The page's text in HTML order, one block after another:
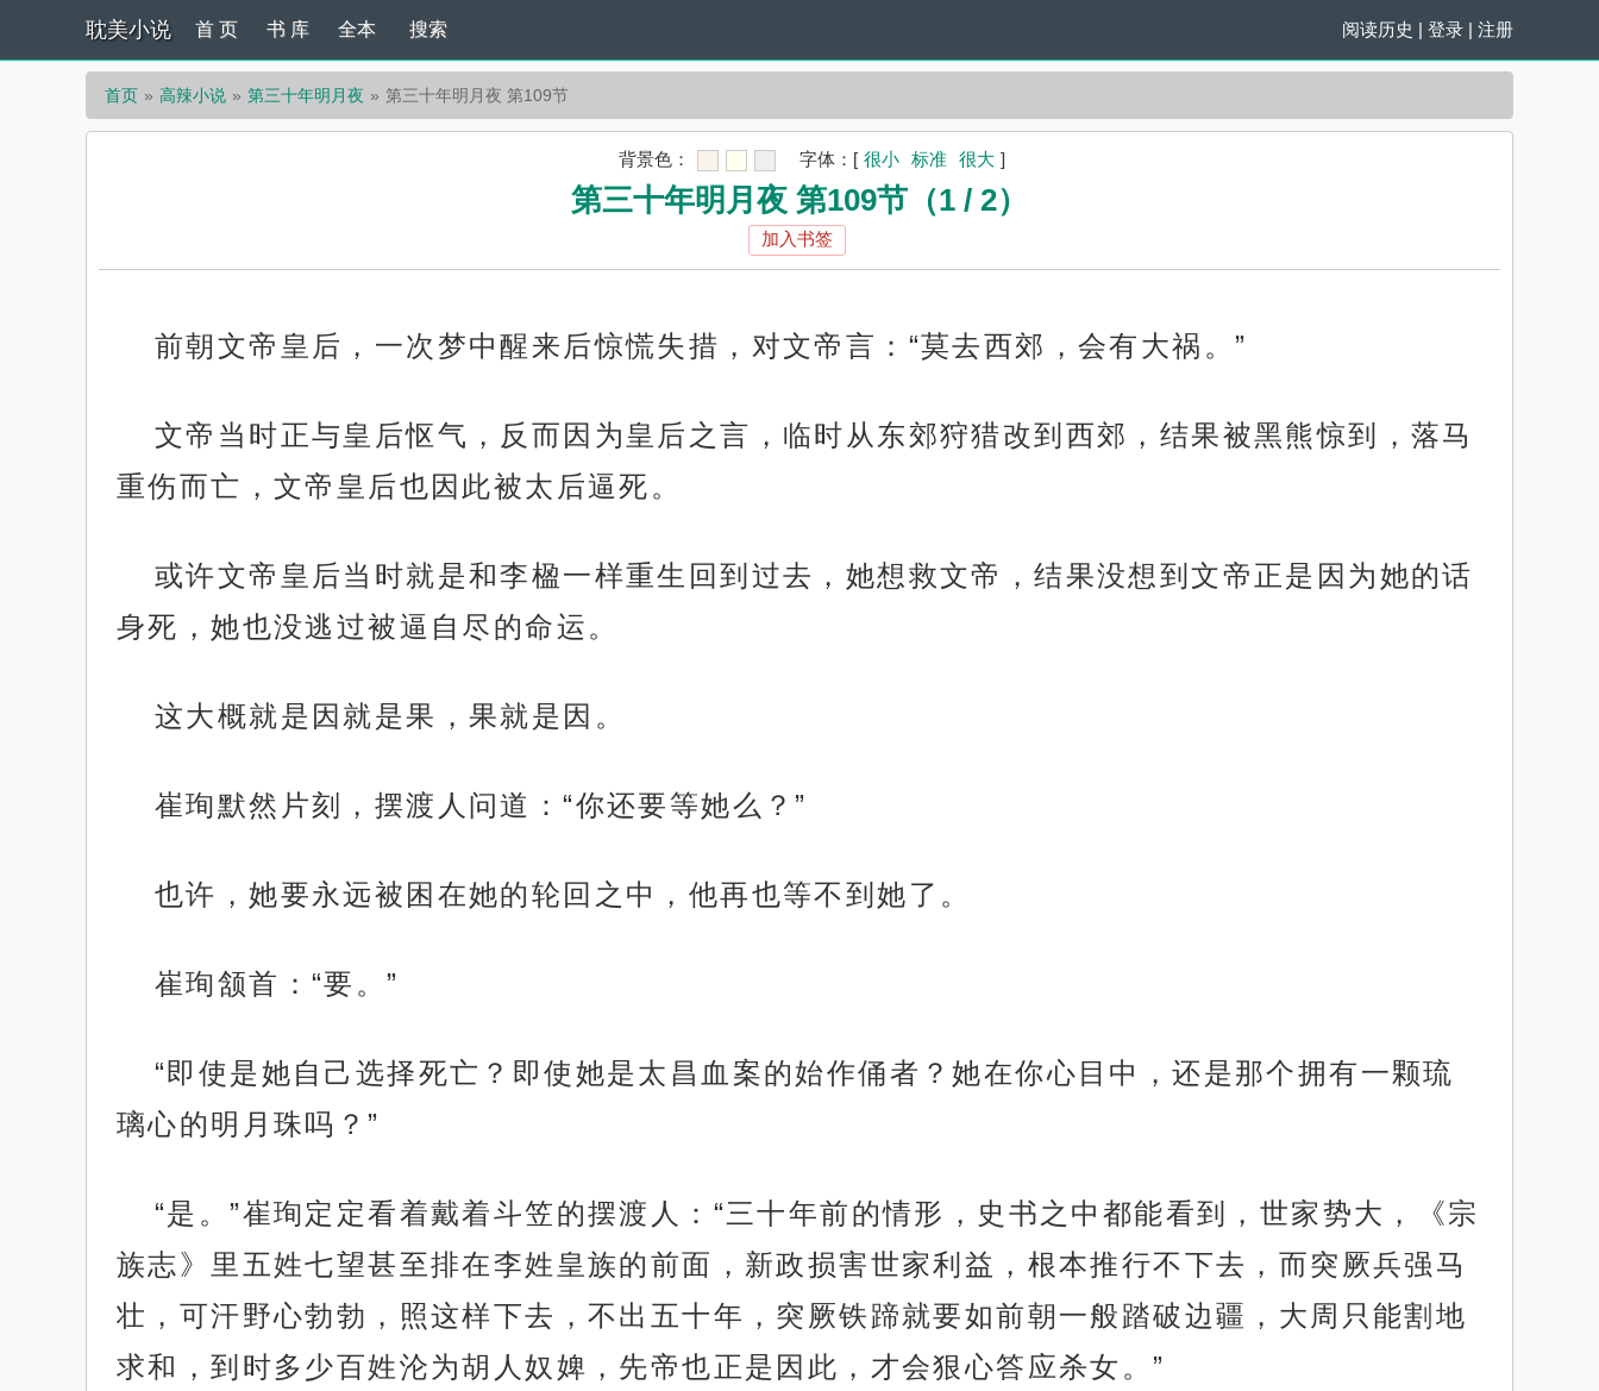
耽美小说 阅读历史 | 登录 | 注册
首 页 书 库 全本 搜索
首页 高辣小说 第三十年明月夜 第三十年明月夜 第109节
背景色： 字体： [ 很小 标准 很大 ]
第三十年明月夜 第109节（1 / 2）
加入书签
前朝文帝皇后，一次梦中醒来后惊慌失措，对文帝言：“莫去西郊，会有大祸。”
文帝当时正与皇后怄气，反而因为皇后之言，临时从东郊狩猎改到西郊，结果被黑熊惊到，落马
重伤而亡，文帝皇后也因此被太后逼死。
或许文帝皇后当时就是和李楹一样重生回到过去，她想救文帝，结果没想到文帝正是因为她的话
身死，她也没逃过被逼自尽的命运。
这大概就是因就是果，果就是因。
崔珣默然片刻，摆渡人问道：“你还要等她么？”
也许，她要永远被困在她的轮回之中，他再也等不到她了。
崔珣颔首：“要。”
“即使是她自己选择死亡？即使她是太昌血案的始作俑者？她在你心目中，还是那个拥有一颗琉
璃心的明月珠吗？”
“是。”崔珣定定看着戴着斗笠的摆渡人：“三十年前的情形，史书之中都能看到，世家势大，《宗
族志》里五姓七望甚至排在李姓皇族的前面，新政损害世家利益，根本推行不下去，而突厥兵强马
壮，可汗野心勃勃，照这样下去，不出五十年，突厥铁蹄就要如前朝一般踏破边疆，大周只能割地
求和，到时多少百姓沦为胡人奴婢，先帝也正是因此，才会狠心答应杀女。”